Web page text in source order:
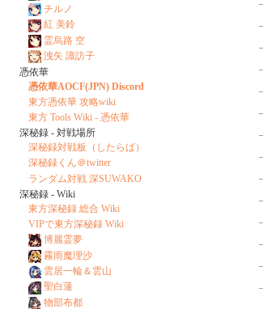
チルノ
紅 美鈴
霊烏路 空
洩矢 諏訪子
憑依華
憑依華AOCF(JPN) Discord
東方憑依華 攻略wiki
東方 Tools Wiki - 憑依華
深秘録 - 対戦場所
深秘録対戦板（したらば）
深秘録くん＠twitter
ランダム対戦 深SUWAKO
深秘録 - Wiki
東方深秘録 総合 Wiki
VIPで東方深秘録 Wiki
博麗霊夢
霧雨魔理沙
雲居一輪＆雲山
聖白蓮
物部布都